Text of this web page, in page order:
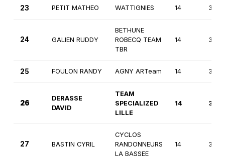
23 PETIT MATHEO WATTIGNIES 14
24 GALIEN RUDDY
BETHUNE
ROBECQ TEAM
TBR
14
25 FOULON RANDY AGNY ARTeam 14
26
DERASSE
DAVID
TEAM
SPECIALIZED
LILLE
14
27 BASTIN CYRIL
CYCLOS
RANDONNEURS
LA BASSEE
14